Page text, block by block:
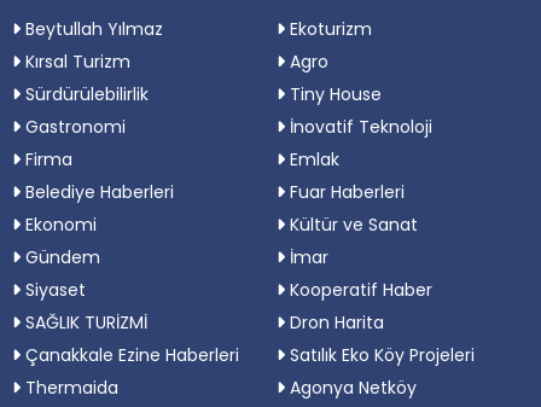
Beytullah Yılmaz
Ekoturizm
Kırsal Turizm
Agro
Sürdürülebilirlik
Tiny House
Gastronomi
İnovatif Teknoloji
Firma
Emlak
Belediye Haberleri
Fuar Haberleri
Ekonomi
Kültür ve Sanat
Gündem
İmar
Siyaset
Kooperatif Haber
SAĞLIK TURİZMİ
Dron Harita
Çanakkale Ezine Haberleri
Satılık Eko Köy Projeleri
Thermaida
Agonya Netköy